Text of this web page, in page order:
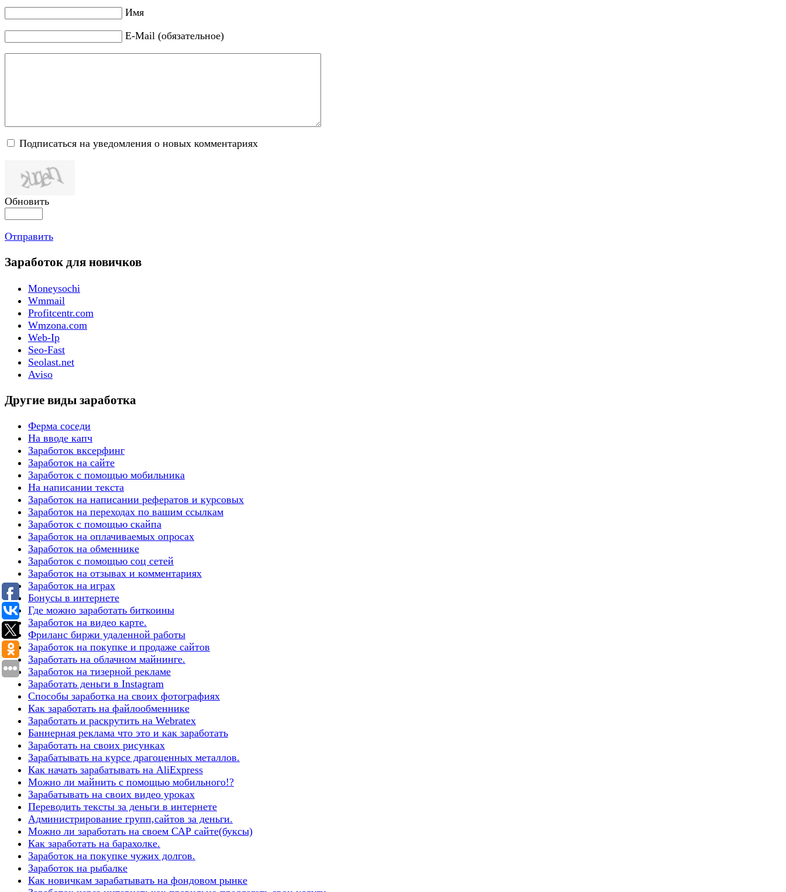
Имя
E-Mail (обязательное)
Подписаться на уведомления о новых комментариях
Обновить
Отправить
Заработок для новичков
Moneysochi
Wmmail
Profitcentr.com
Wmzona.com
Web-Ip
Seo-Fast
Seolast.net
Aviso
Другие виды заработка
Ферма соседи
На вводе капч
Заработок вксерфинг
Заработок на сайте
Заработок с помощью мобильника
На написании текста
Заработок на написании рефератов и курсовых
Заработок на переходах по вашим ссылкам
Заработок с помощью скайпа
Заработок на оплачиваемых опросах
Заработок на обменнике
Заработок с помощью соц сетей
Заработок на отзывах и комментариях
Заработок на играх
Бонусы в интернете
Где можно заработать биткоины
Заработок на видео карте.
Фриланс биржи удаленной работы
Заработок на покупке и продаже сайтов
Заработать на облачном майнинге.
Заработок на тизерной рекламе
Заработать деньги в Instagram
Способы заработка на своих фотографиях
Как заработать на файлообменнике
Заработать и раскрутить на Webratex
Баннерная реклама что это и как заработать
Заработать на своих рисунках
Зарабатывать на курсе драгоценных металлов.
Как начать зарабатывать на AliExpress
Можно ли майнить с помощью мобильного!?
Зарабатывать на своих видео уроках
Переводить тексты за деньги в интернете
Администрирование групп,сайтов за деньги.
Можно ли заработать на своем САР сайте(буксы)
Как заработать на барахолке.
Заработок на покупке чужих долгов.
Заработок на рыбалке
Как новичкам зарабатывать на фондовом рынке